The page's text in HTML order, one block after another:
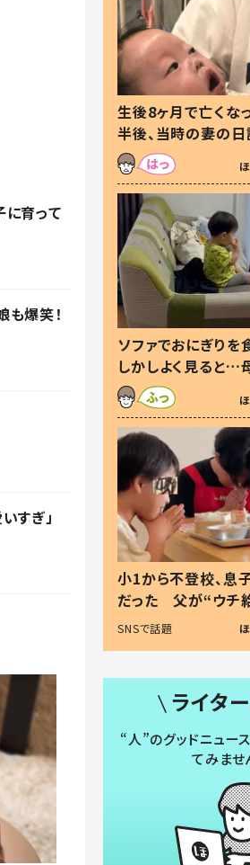
育って
爆笑！
すぎ」
生後8ヶ月で亡く
半後、当時の妻の
た本音とは
ソファでおにぎり
しかしよく見ると…母
察した母の投稿に「
す！」「現行犯〜」
小1から不登校、息子
だった 父が“ウチ
る理由とは #令和
SNSで話題
ライタ
“人”のグッドニュー
てみませ